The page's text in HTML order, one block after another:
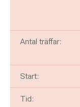
Antal träffar:
Start:
Tid: